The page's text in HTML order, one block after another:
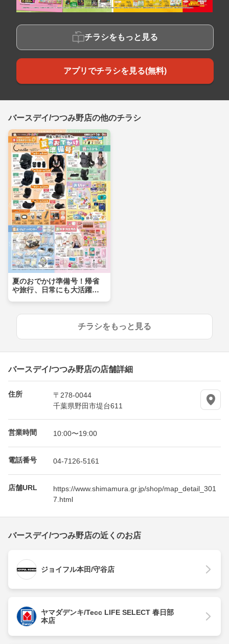
チラシをもっと見る
アプリでチラシを見る(無料)
バースデイ/つつみ野店の他のチラシ
夏のおでかけ準備号！帰省
や旅行、日常にも大活躍ア
チラシをもっと見る
バースデイ/つつみ野店の店舗詳細
住所
〒278-0044
千葉県野田市堤台611
営業時間 10:00〜19:00
電話番号 04-7126-5161
店舗URL
https://www.shimamura.gr.jp/shop/map_detail_301
7.html
バースデイ/つつみ野店の近くのお店
ジョイフル本田/守谷店
ヤマダデンキ/Tecc LIFE SELECT 春日部
本店